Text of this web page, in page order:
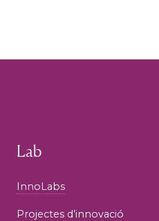
Lab
InnoLabs
Projectes d’innovació